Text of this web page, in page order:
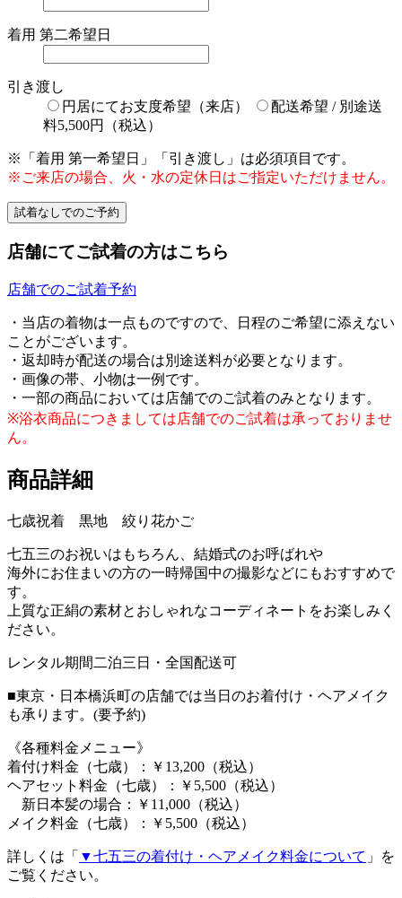
着用 第二希望日
引き渡し
円居にてお支度希望（来店）
配送希望 / 別途送
料5,500円（税込）
※「着用 第一希望日」「引き渡し」は必須項目です。
※ご来店の場合、火・水の定休日はご指定いただけません。
店舗にてご試着の方はこちら
店舗でのご試着予約
・当店の着物は一点ものですので、日程のご希望に添えない
ことがございます。
・返却時が配送の場合は別途送料が必要となります。
・画像の帯、小物は一例です。
・一部の商品においては店舗でのご試着のみとなります。
※浴衣商品につきましては店舗でのご試着は承っておりませ
ん。
商品詳細
七歳祝着 黒地 絞り花かご
七五三のお祝いはもちろん、結婚式のお呼ばれや
海外にお住まいの方の一時帰国中の撮影などにもおすすめで
す。
上質な正絹の素材とおしゃれなコーディネートをお楽しみく
ださい。
レンタル期間二泊三日・全国配送可
■東京・日本橋浜町の店舗では当日のお着付け・ヘアメイク
も承ります。(要予約)
《各種料金メニュー》
着付け料金（七歳）：￥13,200（税込）
ヘアセット料金（七歳）：￥5,500（税込）
新日本髪の場合：￥11,000（税込）
メイク料金（七歳）：￥5,500（税込）
詳しくは「 ▼七五三の着付け・ヘアメイク料金について 」を
ご覧ください。